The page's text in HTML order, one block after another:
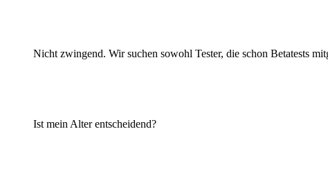
Nicht zwingend. Wir suchen sowohl Tester, die schon Betatests
Ist mein Alter entscheidend?